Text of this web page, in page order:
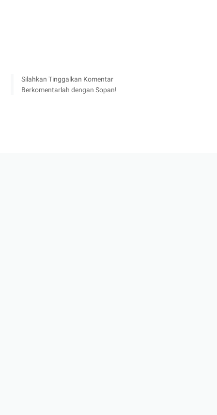
Silahkan Tinggalkan Komentar
Berkomentarlah dengan Sopan!